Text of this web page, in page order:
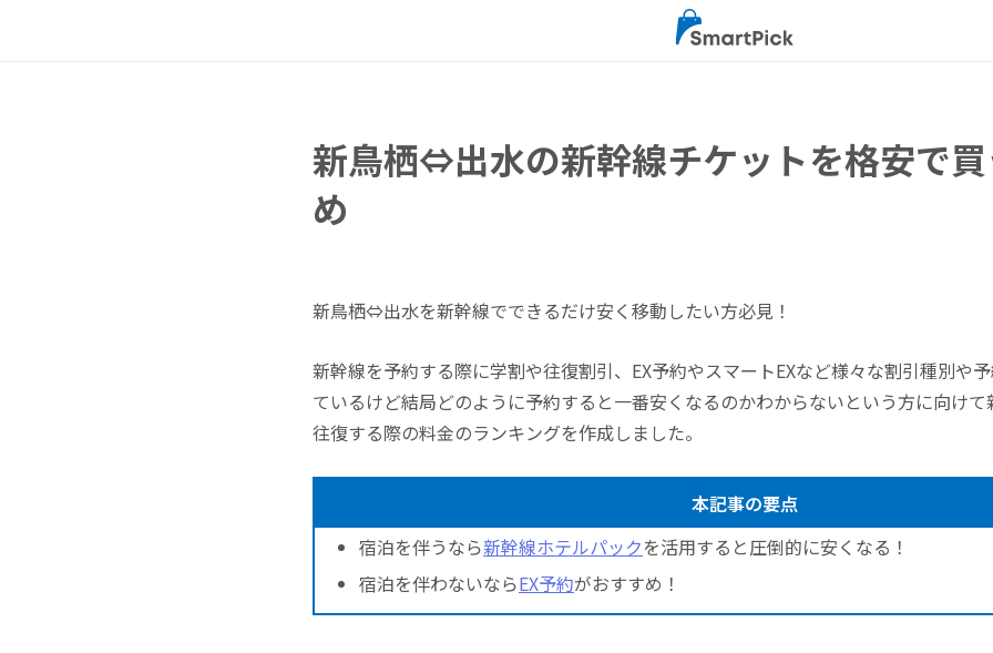
新鳥栖⇔出水の新幹線チケットを格安で
め
新鳥栖⇔出水を新幹線でできるだけ安く移動したい方必見！
新幹線を予約する際に学割や往復割引、EX予約やスマートEXなど様々な割引種別や
ているけど結局どのように予約すると一番安くなるのかわからないという方に向け
往復する際の料金のランキングを作成しました。
本記事の要点
宿泊を伴うなら新幹線ホテルパックを活用すると圧倒的に安くなる！
宿泊を伴わないならEX予約がおすすめ！